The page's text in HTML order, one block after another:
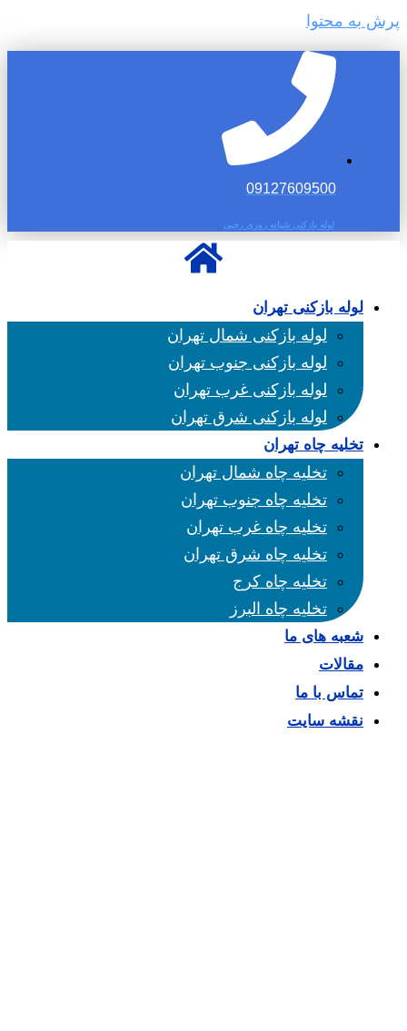
پرش به محتوا
09127609500
لوله بازکنی شبانه روزی رجبی
لوله بازکنی تهران
لوله بازکنی شمال تهران
لوله بازکنی جنوب تهران
لوله بازکنی غرب تهران
لوله بازکنی شرق تهران
تخلیه چاه تهران
تخلیه چاه شمال تهران
تخلیه چاه جنوب تهران
تخلیه چاه غرب تهران
تخلیه چاه شرق تهران
تخلیه چاه کرج
تخلیه چاه البرز
شعبه های ما
مقالات
تماس با ما
نقشه سایت